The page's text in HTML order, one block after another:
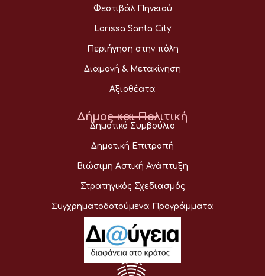
Φεστιβάλ Πηνειού
Larissa Santa City
Περιήγηση στην πόλη
Διαμονή & Μετακίνηση
Αξιοθέατα
Δήμος και Πολιτική
Δημοτικό Συμβούλιο
Δημοτική Επιτροπή
Βιώσιμη Αστική Ανάπτυξη
Στρατηγικός Σχεδιασμός
Συγχρηματοδοτούμενα Προγράμματα